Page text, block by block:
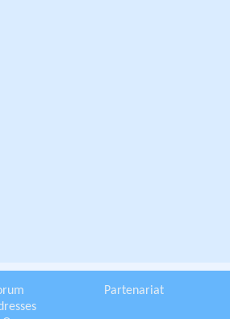
Partenariat